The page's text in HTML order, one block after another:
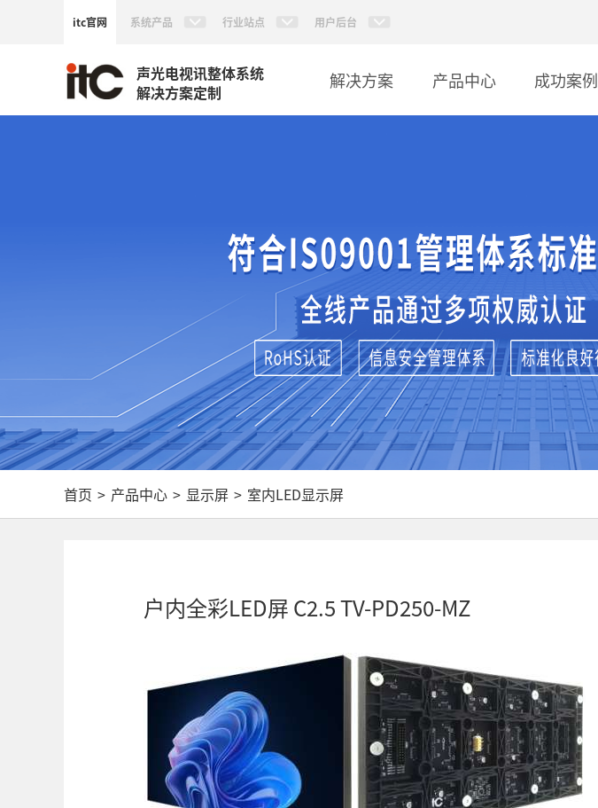
itc官网 系统产品 行业站点 用户后台
声光电视讯整体系统
解决方案定制
解决方案 产品中心 成功案例
首页 > 产品中心 > 显示屏 > 室内LED显示屏
户内全彩LED屏 C2.5 TV-PD250-MZ